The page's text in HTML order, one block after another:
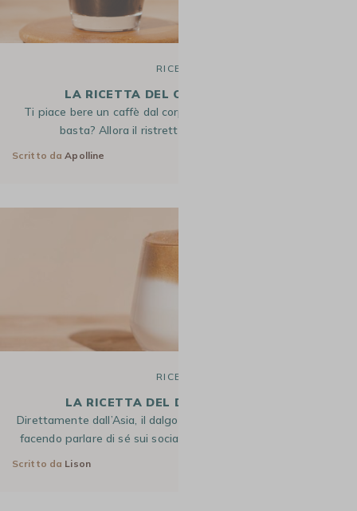
RICETTE
LA RICETTA DEL CAFFÈ RISTRETTO
Ti piace bere un caffè dal corpo intenso e l’espresso non ti
basta? Allora il ristretto è la scelta perfetta…
Scritto daApolline
RICETTE
LA RICETTA DEL DALGONA COFFEE
Direttamente dall’Asia, il dalgona coffee è la bevanda che sta
facendo parlare di sé sui social network. Proposto anche in…
Scritto da Lison